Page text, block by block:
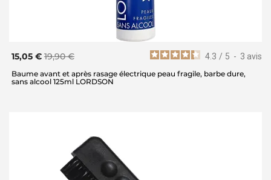
4.3 / 5 - 3 avis
15,05 € 19,90 €
Baume avant et après rasage électrique peau fragile, barbe dure,
sans alcool 125ml LORDSON